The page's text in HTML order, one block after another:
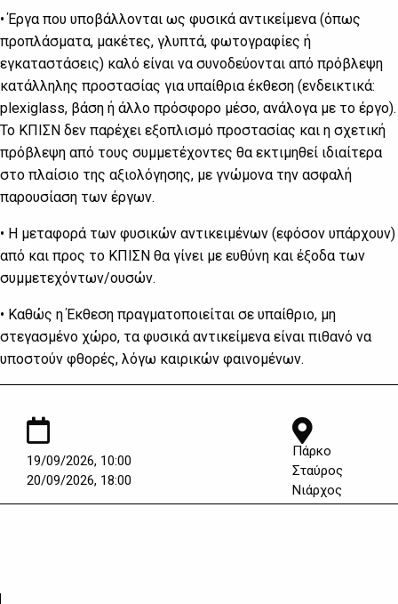
• Έργα που υποβάλλονται ως φυσικά αντικείμενα (όπως
προπλάσματα, μακέτες, γλυπτά, φωτογραφίες ή
εγκαταστάσεις) καλό είναι να συνοδεύονται από πρόβλεψη
κατάλληλης προστασίας για υπαίθρια έκθεση (ενδεικτικά:
plexiglass, βάση ή άλλο πρόσφορο μέσο, ανάλογα με το έργο).
Το ΚΠΙΣΝ δεν παρέχει εξοπλισμό προστασίας και η σχετική
πρόβλεψη από τους συμμετέχοντες θα εκτιμηθεί ιδιαίτερα
στο πλαίσιο της αξιολόγησης, με γνώμονα την ασφαλή
παρουσίαση των έργων.
• Η μεταφορά των φυσικών αντικειμένων (εφόσον υπάρχουν)
από και προς το ΚΠΙΣΝ θα γίνει με ευθύνη και έξοδα των
συμμετεχόντων/ουσών.
• Καθώς η Έκθεση πραγματοποιείται σε υπαίθριο, μη
στεγασμένο χώρο, τα φυσικά αντικείμενα είναι πιθανό να
υποστούν φθορές, λόγω καιρικών φαινομένων.
19/09/2026, 10:00
20/09/2026, 18:00
Πάρκο
Σταύρος
Νιάρχος